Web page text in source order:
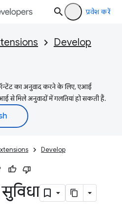
प्रवेश करें
Develop
का अनुवाद करने के लिए, एआई
से मिले अनुवादों में गलतियां हो सकती हैं.
Develop